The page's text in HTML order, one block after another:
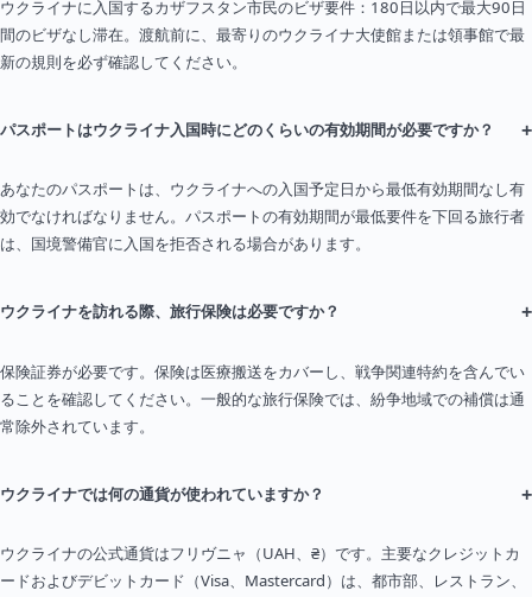
ウクライナに入国するカザフスタン市民のビザ要件：180日以内で最大90日
間のビザなし滞在。渡航前に、最寄りのウクライナ大使館または領事館で最
新の規則を必ず確認してください。
パスポートはウクライナ入国時にどのくらいの有効期間が必要ですか？ +
あなたのパスポートは、ウクライナへの入国予定日から最低有効期間なし有
効でなければなりません。パスポートの有効期間が最低要件を下回る旅行者
は、国境警備官に入国を拒否される場合があります。
ウクライナを訪れる際、旅行保険は必要ですか？ +
保険証券が必要です。保険は医療搬送をカバーし、戦争関連特約を含んでい
ることを確認してください。一般的な旅行保険では、紛争地域での補償は通
常除外されています。
ウクライナでは何の通貨が使われていますか？ +
ウクライナの公式通貨はフリヴニャ（UAH、₴）です。主要なクレジットカ
ードおよびデビットカード（Visa、Mastercard）は、都市部、レストラン、